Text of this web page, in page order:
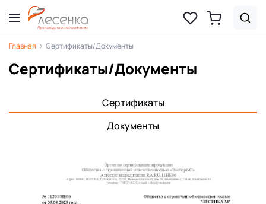
Главная Сертификаты/Документы
Сертификаты/Документы
Сертификаты
Документы